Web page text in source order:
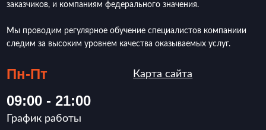
заказчиков, и компаниям федерального значения.
Мы проводим регулярное обучение специалистов компаниии
следим за высоким уровнем качества оказываемых услуг.
Пн-Пт
09:00 - 21:00
График работы
Карта сайта